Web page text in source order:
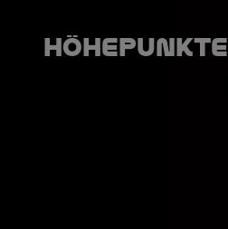
Höhepunkte